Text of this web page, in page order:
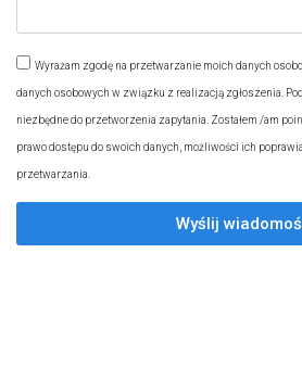
Wyrażam zgodę na przetwarzanie moich danych
danych osobowych w związku z realizacją zgłoszenia.
niezbędne do przetworzenia zapytania. Zostałem /am
prawo dostępu do swoich danych, możliwości ich
przetwarzania.
Wyślij